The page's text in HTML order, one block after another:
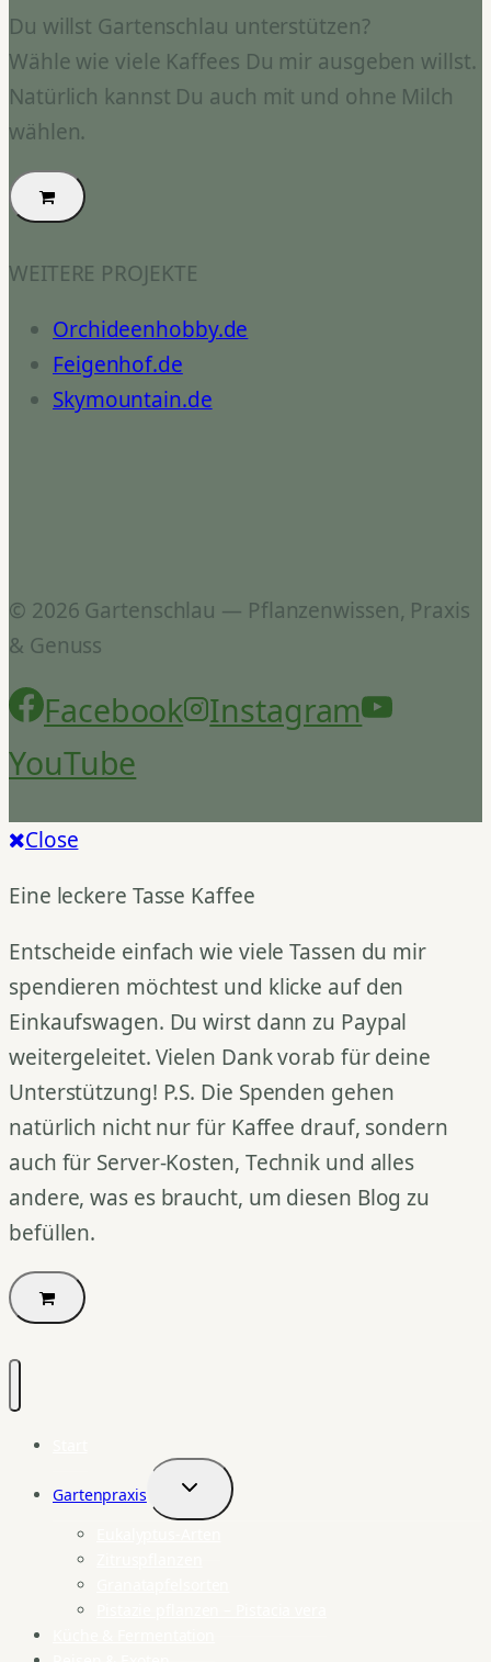
Du willst Gartenschlau unterstützen?
Wähle wie viele Kaffees Du mir ausgeben willst.
Natürlich kannst Du auch mit und ohne Milch
wählen.
WEITERE PROJEKTE
Orchideenhobby.de
Feigenhof.de
Skymountain.de
© 2026 Gartenschlau — Pflanzenwissen, Praxis
& Genuss
Facebook
Instagram
YouTube
Close
Eine leckere Tasse Kaffee
Entscheide einfach wie viele Tassen du mir
spendieren möchtest und klicke auf den
Einkaufswagen. Du wirst dann zu Paypal
weitergeleitet. Vielen Dank vorab für deine
Unterstützung! P.S. Die Spenden gehen
natürlich nicht nur für Kaffee drauf, sondern
auch für Server-Kosten, Technik und alles
andere, was es braucht, um diesen Blog zu
befüllen.
Gartenpraxis
Untermenü
umschalten